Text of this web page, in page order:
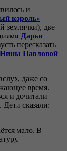
и
король»
землячки), две
Дарьи
пересказать
Нины Павловой
даже со
время.
и дочитали
Дети сказали:
мало. В